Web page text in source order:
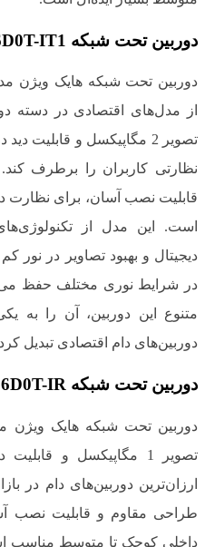
دوربین تحت شبکه DS-2CE56D0T-IT1 برند هایک ویژن
از مدل‌های اقتصادی در دسته
نظارتی کاربران را برطرف
قابلیت نصب آسان، برای نظارت
است. این مدل از
دیجیتال و بهبود تصاویر در نور
در شرایط نوری مختلف حفظ
متنوع این دوربین، آن را به
دوربین‌های دام اقتصادی تبدیل
دوربین تحت شبکه DS-2CE56D0T-IR برند هایک ویژن
ارزان‌ترین دوربین‌های دام در
طراحی مقاوم و قابلیت نصب
داخلی کوچک تا متوسط مناسب